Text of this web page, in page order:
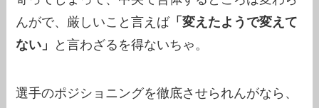
んがで、厳しいこと言えば「変えたようで変えて
ない」
と言わざるを得ないちゃ。
選手のポジショニングを徹底させられんがなら、